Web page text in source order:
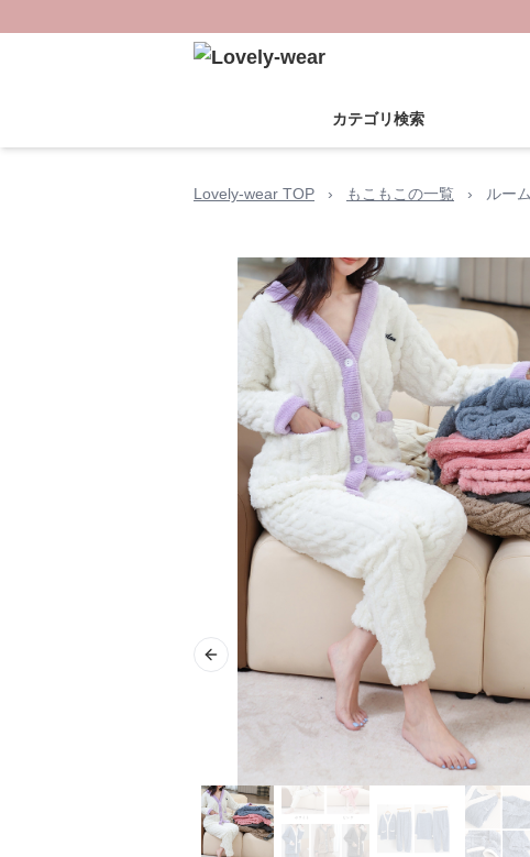
カテゴリ検索
Lovely-wear TOP › もこもこの一覧 › ルー
Previous slide